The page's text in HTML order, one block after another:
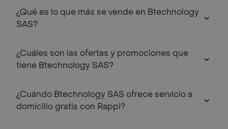
¿Qué es lo que más se vende en Btechnology
SAS?
¿Cuáles son las ofertas y promociones que
tiene Btechnology SAS?
¿Cuándo Btechnology SAS ofrece servicio a
domicilio gratis con Rappi?